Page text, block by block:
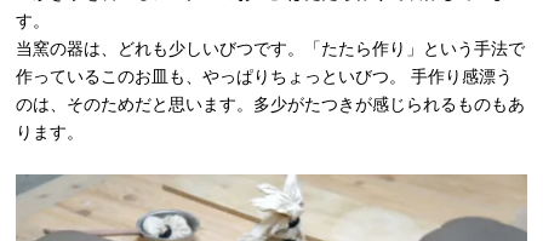
す。
当窯の器は、どれも少しいびつです。「たたら作り」という手法で
作っているこのお皿も、やっぱりちょっといびつ。 手作り感漂う
のは、そのためだと思います。多少がたつきが感じられるものもあ
ります。